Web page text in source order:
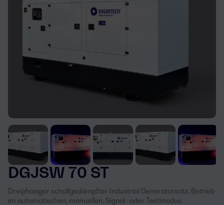
DGJSW 70 ST
Dreiphasiger schallgedämpfter Industrial Generatorsatz. Betrieb
im automatischen, manuellen, Signal- oder Testmodus.